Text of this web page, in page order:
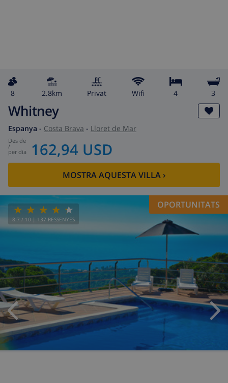
8 2.8km Privat wifi 4 3
Whitney
Espanya - Costa Brava - Lloret de Mar
des de
/
per dia 162,94 USD
MOSTRA AQUESTA VILLA ›
8.7 / 10 | 137 RESSENYES
OPORTUNITATS